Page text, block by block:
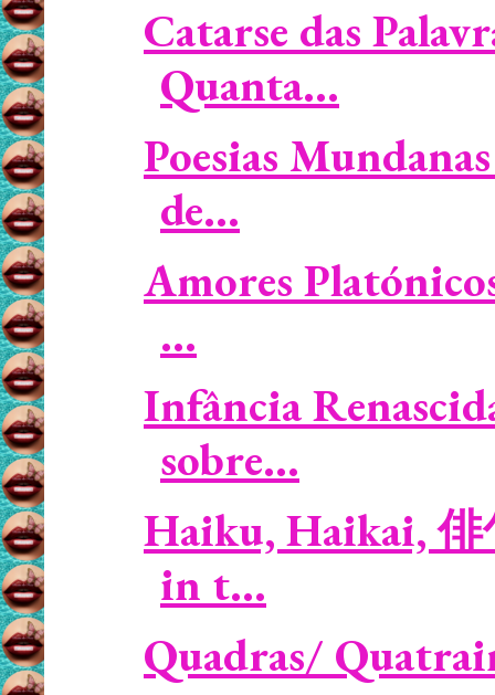
Catarse das
Quanta...
Poesias
de...
Amores
...
Infância
sobre...
Haiku, Haikai,
in t...
Quadras/